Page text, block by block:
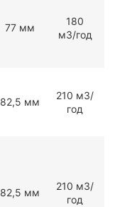
77 мм
180
мЗ/год
82,5 мм
210 мЗ/
год
82,5 мм
210 мЗ/
год